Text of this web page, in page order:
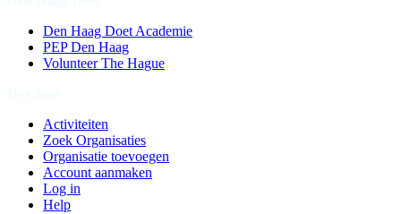
Den Haag Doet Academie
PEP Den Haag
Volunteer The Hague
Activiteiten
Zoek Organisaties
Organisatie toevoegen
Account aanmaken
Log in
Help